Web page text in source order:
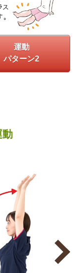
運動
パターン2
動